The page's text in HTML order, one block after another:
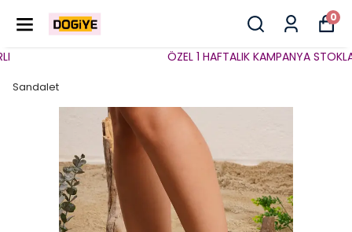
0
ÖZEL 1 HAFTALIK KAMPANYA
Sandalet